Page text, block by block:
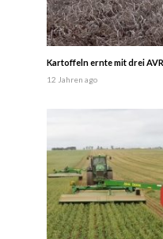
Kartoffeln ernte mit drei
12 Jahren ago